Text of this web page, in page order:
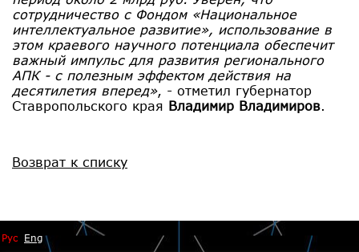
сотрудничество с Фондом «Национальное
интеллектуальное развитие», использование в
этом краевого научного потенциала обеспечит
важный импульс для развития регионального
АПК - с полезным эффектом действия на
десятилетия вперед», - отметил губернатор
Ставропольского края Владимир Владимиров.
Возврат к списку
Рус Eng